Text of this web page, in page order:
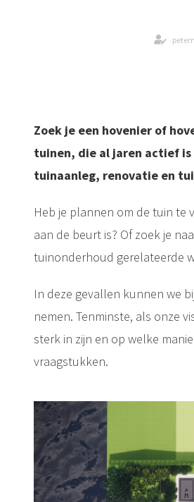
Zoek je een hovenier of
tuinen, die al jaren actief
tuinaanleg, renovatie en
Heb je plannen om de tuin te
aan de beurt is? Of zoek je
tuinonderhoud gerelateerde
In deze gevallen kunnen we
nemen. Tenminste, als onze
sterk in zijn en op welke
vraagstukken.